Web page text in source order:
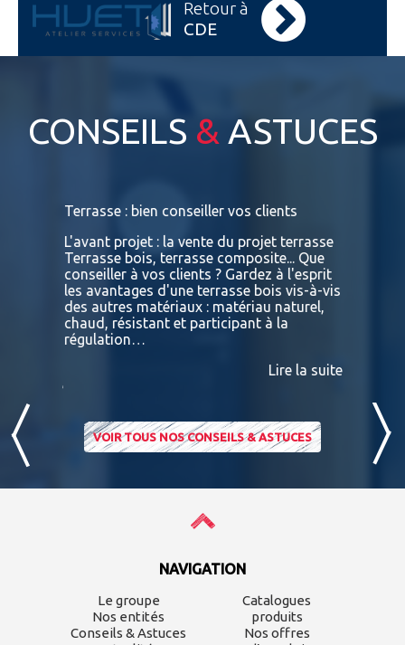
Retour à
CDE
CONSEILS & ASTUCES
la suite
Terrasse : bien conseiller vos clients
L'avant projet : la vente du projet terrasse
Terrasse bois, terrasse composite... Que
conseiller à vos clients ? Gardez à l'esprit
les avantages d'une terrasse bois vis-à-vis
des autres matériaux : matériau naturel,
chaud, résistant et participant à la
régulation…
Lire la suite
VOIR TOUS NOS CONSEILS & ASTUCES
NAVIGATION
Le groupe
Nos entités
Conseils & Astuces
Catalogues
produits
Nos offres